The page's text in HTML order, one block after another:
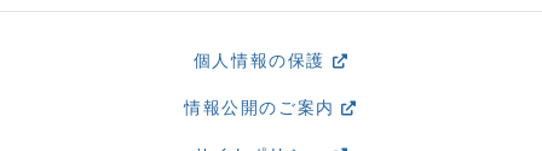
個人情報の保護
情報公開のご案内